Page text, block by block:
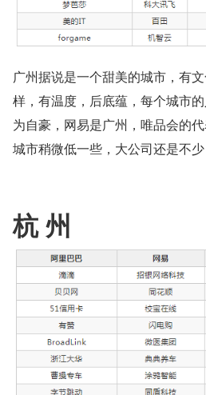
广州据说是一个甜美的城市，有
样，有温度，后底蕴，每个城市
为自豪，网易是广州，唯品会的
城市稍微低一些，大公司还是不少
杭 州